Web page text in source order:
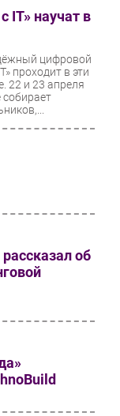
IT» научат в
цифровой
проходит в эти
22 и 23 апреля
собирает
об